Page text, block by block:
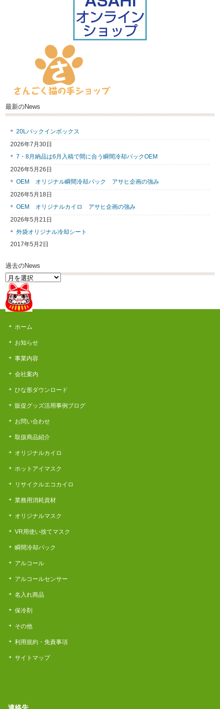
最新のNews
20Lバックインボックス
2026年7月30日
7・8月納品は6月入稿で間に合う瞬間冷却パックOEM
2026年5月26日
OEM オリジナル瞬間冷却パック アサヒ企画の強み
2026年5月18日
OEM オリジナルカイロ アサヒ企画の強み
2026年5月21日
外袋オリジナル冷却シート
2017年5月2日
過去のNews
過
去
の
News
ホーム
お知らせ
事業内容
会社案内
ひな形ダウンロード
販促グッズ活用事例ブログ
お問い合わせ
取扱商品紹介
オリジナルカイロ
ホットアイマスク
リサイクルエコカイロ
業務用消耗資材
オリジナルマスク
VR用使い捨てマスク
瞬間冷却パック
アルコール
アルコールセンサー
名入れ商品
保冷剤
その他
利用規約・免責事項
サイトマップ